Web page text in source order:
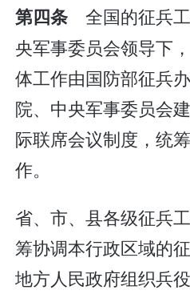
第四条 全国的征兵
央军事委员会领导下
体工作由国防部征兵
院、中央军事委员会
际联席会议制度，统
作。
省、市、县各级征兵
筹协调本行政区域的
地方人民政府组织兵